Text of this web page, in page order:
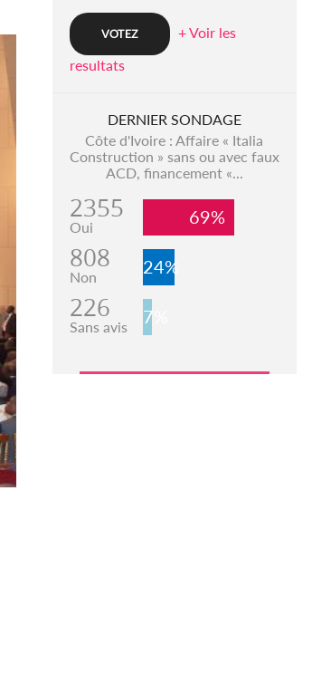
+ Voir les
resultats
DERNIER SONDAGE
Côte d'Ivoire : Affaire « Italia
Construction » sans ou avec faux
ACD, financement «...
2355
Oui 69%
808
Non 24%
226
Sans avis 7%